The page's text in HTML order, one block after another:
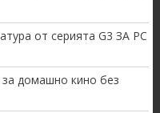
от серията G3 ЗА PC
домашно кино без